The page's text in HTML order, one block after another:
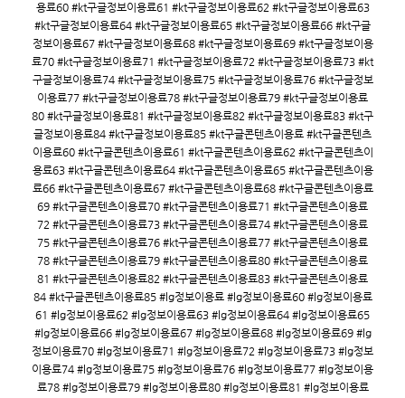
용료60 #kt구글정보이용료61 #kt구글정보이용료62 #kt구글정보이용료63
#kt구글정보이용료64 #kt구글정보이용료65 #kt구글정보이용료66 #kt구글
정보이용료67 #kt구글정보이용료68 #kt구글정보이용료69 #kt구글정보이용
료70 #kt구글정보이용료71 #kt구글정보이용료72 #kt구글정보이용료73 #kt
구글정보이용료74 #kt구글정보이용료75 #kt구글정보이용료76 #kt구글정보
이용료77 #kt구글정보이용료78 #kt구글정보이용료79 #kt구글정보이용료
80 #kt구글정보이용료81 #kt구글정보이용료82 #kt구글정보이용료83 #kt구
글정보이용료84 #kt구글정보이용료85 #kt구글콘텐츠이용료 #kt구글콘텐츠
이용료60 #kt구글콘텐츠이용료61 #kt구글콘텐츠이용료62 #kt구글콘텐츠이
용료63 #kt구글콘텐츠이용료64 #kt구글콘텐츠이용료65 #kt구글콘텐츠이용
료66 #kt구글콘텐츠이용료67 #kt구글콘텐츠이용료68 #kt구글콘텐츠이용료
69 #kt구글콘텐츠이용료70 #kt구글콘텐츠이용료71 #kt구글콘텐츠이용료
72 #kt구글콘텐츠이용료73 #kt구글콘텐츠이용료74 #kt구글콘텐츠이용료
75 #kt구글콘텐츠이용료76 #kt구글콘텐츠이용료77 #kt구글콘텐츠이용료
78 #kt구글콘텐츠이용료79 #kt구글콘텐츠이용료80 #kt구글콘텐츠이용료
81 #kt구글콘텐츠이용료82 #kt구글콘텐츠이용료83 #kt구글콘텐츠이용료
84 #kt구글콘텐츠이용료85 #lg정보이용료 #lg정보이용료60 #lg정보이용료
61 #lg정보이용료62 #lg정보이용료63 #lg정보이용료64 #lg정보이용료65
#lg정보이용료66 #lg정보이용료67 #lg정보이용료68 #lg정보이용료69 #lg
정보이용료70 #lg정보이용료71 #lg정보이용료72 #lg정보이용료73 #lg정보
이용료74 #lg정보이용료75 #lg정보이용료76 #lg정보이용료77 #lg정보이용
료78 #lg정보이용료79 #lg정보이용료80 #lg정보이용료81 #lg정보이용료